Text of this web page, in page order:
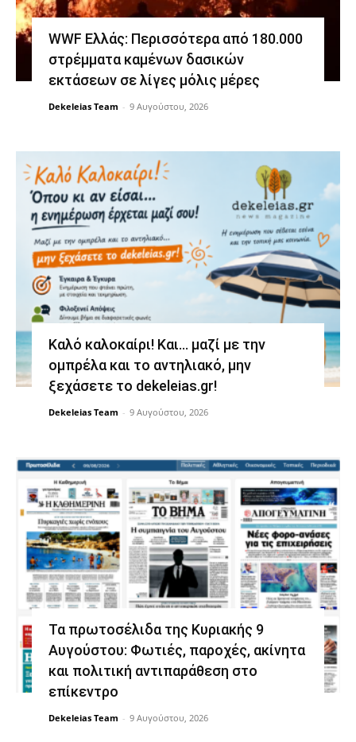
WWF Ελλάς: Περισσότερα από 180.000
στρέμματα καμένων δασικών
εκτάσεων σε λίγες μόλις μέρες
Dekeleias Team - 9 Αυγούστου, 2026
Καλό καλοκαίρι! Και… μαζί με την
ομπρέλα και το αντηλιακό, μην
ξεχάσετε το dekeleias.gr!
Dekeleias Team - 9 Αυγούστου, 2026
Τα πρωτοσέλιδα της Κυριακής 9
Αυγούστου: Φωτιές, παροχές, ακίνητα
και πολιτική αντιπαράθεση στο
επίκεντρο
Dekeleias Team - 9 Αυγούστου, 2026